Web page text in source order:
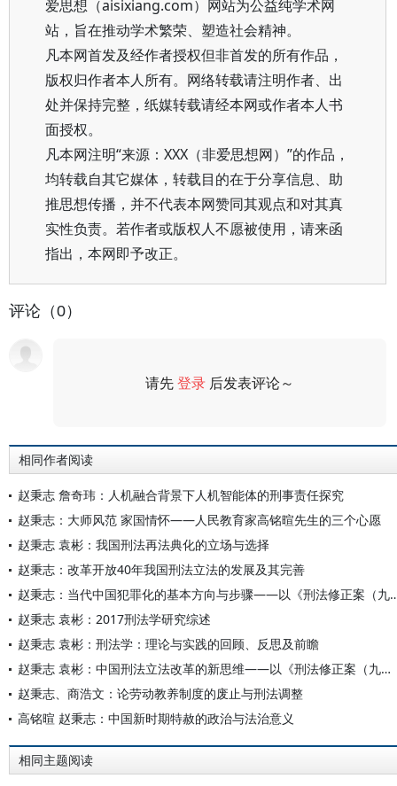
爱思想（aisixiang.com）网站为公益纯学术网
站，旨在推动学术繁荣、塑造社会精神。
凡本网首发及经作者授权但非首发的所有作品，
版权归作者本人所有。网络转载请注明作者、出
处并保持完整，纸媒转载请经本网或作者本人书
面授权。
凡本网注明“来源：XXX（非爱思想网）”的作品，
均转载自其它媒体，转载目的在于分享信息、助
推思想传播，并不代表本网赞同其观点和对其真
实性负责。若作者或版权人不愿被使用，请来函
指出，本网即予改正。
评论（0）
请先登录 后发表评论～
相同作者阅读
赵秉志 詹奇玮：人机融合背景下人机智能体的刑事责任探究
赵秉志：大师风范 家国情怀——人民教育家高铭暄先生的三个心愿
赵秉志 袁彬：我国刑法再法典化的立场与选择
赵秉志：改革开放40年我国刑法立法的发展及其完善
赵秉志：当代中国犯罪化的基本
赵秉志 袁彬：2017刑法学研究综述
赵秉志 袁彬：刑法学：理论与实践的回顾、反思及前瞻
赵秉志 袁彬：中国刑法立法改革的新思维——以《刑法修正案（九）》为中心
赵秉志、商浩文：论劳动教养制度的废止与刑法调整
高铭暄 赵秉志：中国新时期特赦的政治与法治意义
相同主题阅读